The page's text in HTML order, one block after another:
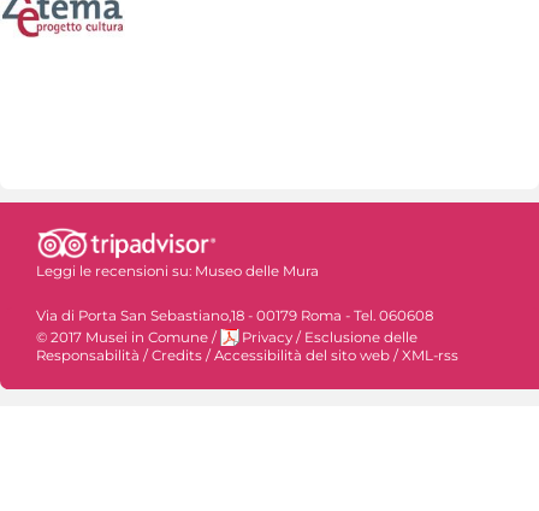
Leggi le recensioni su: Museo delle Mura
Via di Porta San Sebastiano,18 - 00179 Roma - Tel. 060608
© 2017 Musei in Comune / Privacy / Esclusione delle
Responsabilità / Credits / Accessibilità del sito web / XML-rss